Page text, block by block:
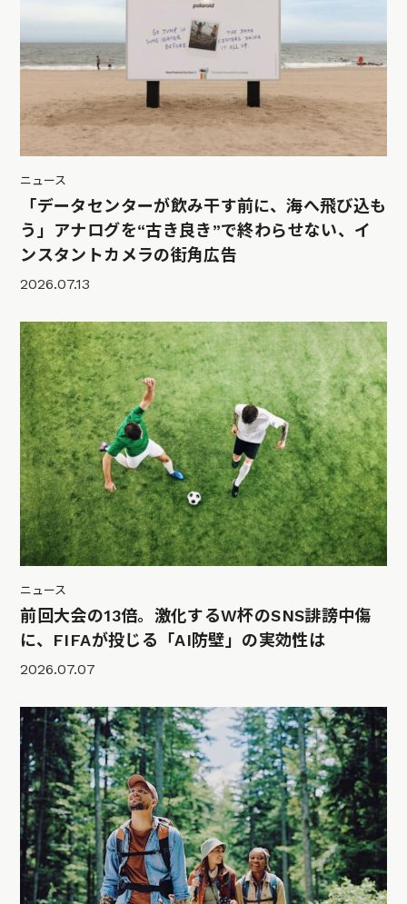
ニュース
「データセンターが飲み干す前に、海へ飛び込も
う」アナログを“古き良き”で終わらせない、イ
ンスタントカメラの街角広告
2026.07.13
ニュース
前回大会の13倍。激化するW杯のSNS誹謗中傷
に、FIFAが投じる「AI防壁」の実効性は
2026.07.07